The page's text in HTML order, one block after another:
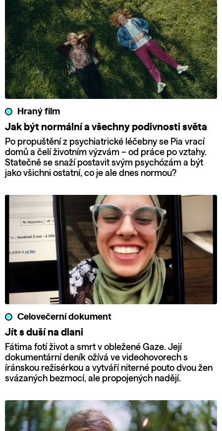
Hraný film
Jak být normální a všechny podivnosti světa
Po propuštění z psychiatrické léčebny se Pia vrací
domů a čelí životním výzvám – od práce po vztahy.
Statečně se snaží postavit svým psychózám a být
jako všichni ostatní, co je ale dnes normou?
Celovečerní dokument
Jít s duší na dlani
Fátima fotí život a smrt v obležené Gaze. Její
dokumentární deník ožívá ve videohovorech s
íránskou režisérkou a vytváří niterné pouto dvou žen
svázaných bezmocí, ale propojených nadějí.